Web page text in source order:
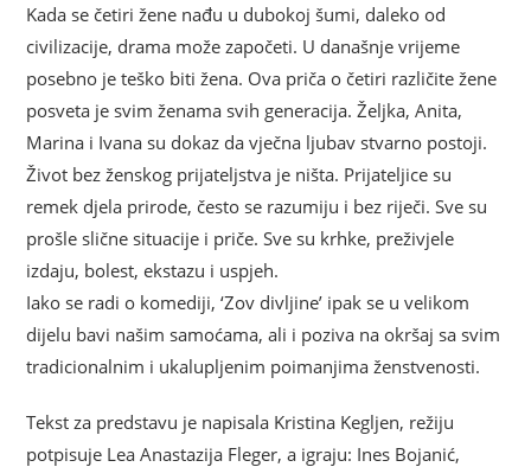
Kada se četiri žene nađu u dubokoj šumi, daleko od
civilizacije, drama može započeti. U današnje vrijeme
posebno je teško biti žena. Ova priča o četiri različite žene
posveta je svim ženama svih generacija. Željka, Anita,
Marina i Ivana su dokaz da vječna ljubav stvarno postoji.
Život bez ženskog prijateljstva je ništa. Prijateljice su
remek djela prirode, često se razumiju i bez riječi. Sve su
prošle slične situacije i priče. Sve su krhke, preživjele
izdaju, bolest, ekstazu i uspjeh.
Iako se radi o komediji, ‘Zov divljine’ ipak se u velikom
dijelu bavi našim samoćama, ali i poziva na okršaj sa svim
tradicionalnim i ukalupljenim poimanjima ženstvenosti.
Tekst za predstavu je napisala Kristina Kegljen, režiju
potpisuje Lea Anastazija Fleger, a igraju: Ines Bojanić,